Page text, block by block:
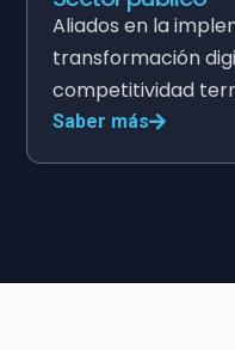
Aliados en la
transformación
competitividad
Saber más